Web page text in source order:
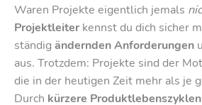
Waren Projekte eigentlich jemals
Projektleiter kennst du dich sicher
ständig ändernden Anforderungen
aus. Trotzdem: Projekte sind der
die in der heutigen Zeit mehr als je
Durch kürzere Produktlebenszyklen